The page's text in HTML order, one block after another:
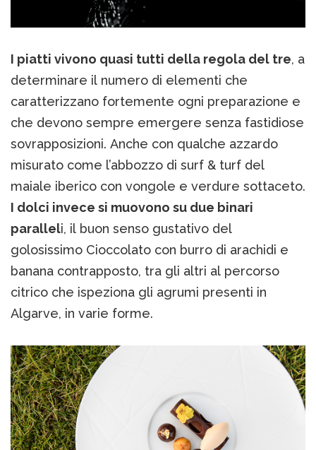
I piatti vivono quasi tutti della regola del tre, a
determinare il numero di elementi che
caratterizzano fortemente ogni preparazione e
che devono sempre emergere senza fastidiose
sovrapposizioni. Anche con qualche azzardo
misurato come l’abbozzo di surf & turf del
maiale iberico con vongole e verdure sottaceto.
I dolci invece si muovono su due binari
paralleli, il buon senso gustativo del
golosissimo Cioccolato con burro di arachidi e
banana contrapposto, tra gli altri al percorso
citrico che ispeziona gli agrumi presenti in
Algarve, in varie forme.